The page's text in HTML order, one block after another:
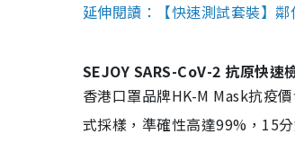
延伸閱讀：【快速測試套裝】
SEJOY SARS-CoV-2 抗原快速
香港口罩品牌HK-M Mask抗疫
式採樣，準確性高達99%，15